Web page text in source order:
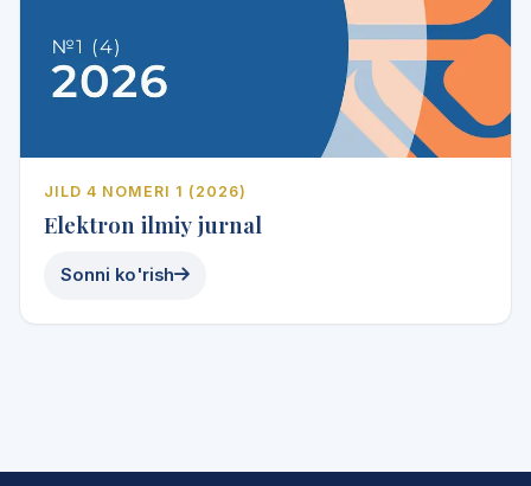
JILD 4 NOMERI 1 (2026)
Elektron ilmiy jurnal
Sonni ko'rish